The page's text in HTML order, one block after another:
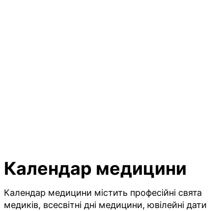
Календар медицини
Календар медицини містить професійні свята
медиків, всесвітні дні медицини, ювілейні дати